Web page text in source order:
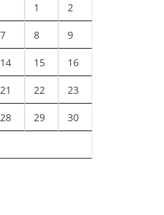
1 2
7 8 9
14 15 16
21 22 23
28 29 30